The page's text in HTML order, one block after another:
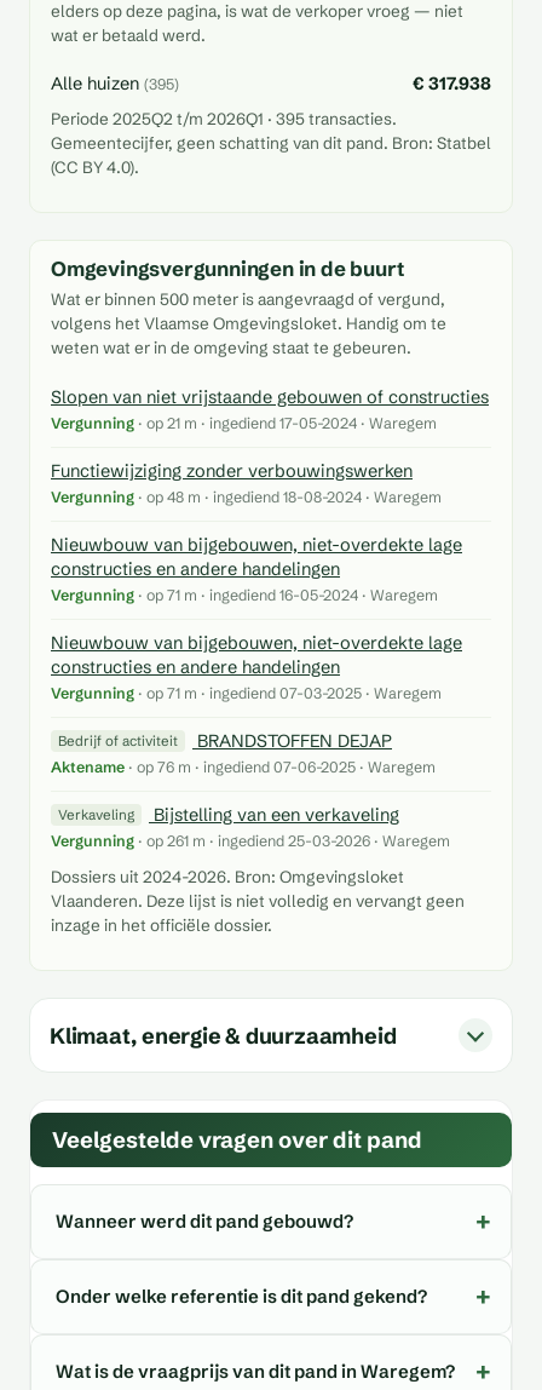
elders op deze pagina, is wat de verkoper vroeg — niet
wat er betaald werd.
Alle huizen (395) € 317.938
Periode 2025Q2 t/m 2026Q1 · 395 transacties.
Gemeentecijfer, geen schatting van dit pand. Bron: Statbel
(CC BY 4.0).
Omgevingsvergunningen in de buurt
Wat er binnen 500 meter is aangevraagd of vergund,
volgens het Vlaamse Omgevingsloket. Handig om te
weten wat er in de omgeving staat te gebeuren.
Slopen van niet vrijstaande gebouwen of constructies
Vergunning · op 21 m · ingediend 17-05-2024 · Waregem
Functiewijziging zonder verbouwingswerken
Vergunning · op 48 m · ingediend 18-08-2024 · Waregem
Nieuwbouw van bijgebouwen, niet-overdekte lage
constructies en andere handelingen
Vergunning · op 71 m · ingediend 16-05-2024 · Waregem
Nieuwbouw van bijgebouwen, niet-overdekte lage
constructies en andere handelingen
Vergunning · op 71 m · ingediend 07-03-2025 · Waregem
Bedrijf of activiteit BRANDSTOFFEN DEJAP
Aktename · op 76 m · ingediend 07-06-2025 · Waregem
Verkaveling Bijstelling van een verkaveling
Vergunning · op 261 m · ingediend 25-03-2026 · Waregem
Dossiers uit 2024-2026. Bron: Omgevingsloket
Vlaanderen. Deze lijst is niet volledig en vervangt geen
inzage in het officiële dossier.
Klimaat, energie & duurzaamheid
Veelgestelde vragen over dit pand
Wanneer werd dit pand gebouwd?
Onder welke referentie is dit pand gekend?
Wat is de vraagprijs van dit pand in Waregem?